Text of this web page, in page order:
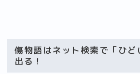
傷物語はネット検索で「ひど
出る！